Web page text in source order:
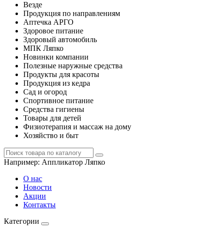
Везде
Продукция по направлениям
Аптечка АРГО
Здоровое питание
Здоровый автомобиль
МПК Ляпко
Новинки компании
Полезные наружные средства
Продукты для красоты
Продукция из кедра
Сад и огород
Спортивное питание
Средства гигиены
Товары для детей
Физиотерапия и массаж на дому
Хозяйство и быт
Например: Аппликатор Ляпко
О нас
Новости
Акции
Контакты
Категории